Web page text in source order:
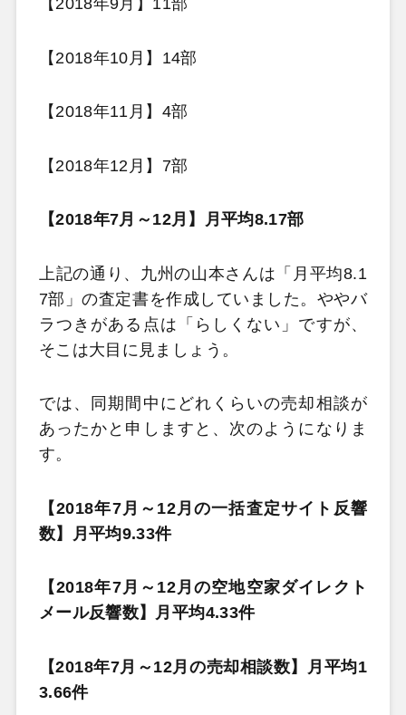
【2018年9月】11部
【2018年10月】14部
【2018年11月】4部
【2018年12月】7部
【2018年7月～12月】月平均8.17部
上記の通り、九州の山本さんは「月平均8.1
7部」の査定書を作成していました。ややバ
ラつきがある点は「らしくない」ですが、
そこは大目に見ましょう。
では、同期間中にどれくらいの売却相談が
あったかと申しますと、次のようになりま
す。
【2018年7月～12月の一括査定サイト反響
数】月平均9.33件
【2018年7月～12月の空地空家ダイレクト
メール反響数】月平均4.33件
【2018年7月～12月の売却相談数】月平均1
3.66件